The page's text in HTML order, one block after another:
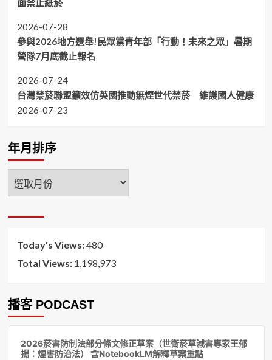
面禁止紙菸
2026-07-28
參與2026地方選舉!民眾黨青年部「行動！未來之眾」暑期
營隊7月底截止報名
2026-07-24
台灣禁菸聯盟籲效仿英國推動無煙世代禁菸 維護國人健康
2026-07-23
年月排序
年
月
Today's Views:480
Total Views: 1,198,973
播客 PODCAST
2026菸害防制法部分條文修正草案（世衛菸草減害專家王郁
揚：煙害防治法） 含NotebookLM解釋草案重點